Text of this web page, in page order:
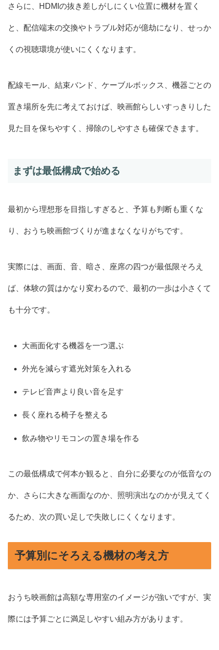
さらに、HDMIの抜き差しがしにくい位置に機材を置く
と、配信端末の交換やトラブル対応が億劫になり、せっか
くの視聴環境が使いにくくなります。
配線モール、結束バンド、ケーブルボックス、機器ごとの
置き場所を先に考えておけば、映画館らしいすっきりした
見た目を保ちやすく、掃除のしやすさも確保できます。
まずは最低構成で始める
最初から理想形を目指しすぎると、予算も判断も重くな
り、おうち映画館づくりが進まなくなりがちです。
実際には、画面、音、暗さ、座席の四つが最低限そろえ
ば、体験の質はかなり変わるので、最初の一歩は小さくて
も十分です。
大画面化する機器を一つ選ぶ
外光を減らす遮光対策を入れる
テレビ音声より良い音を足す
長く座れる椅子を整える
飲み物やリモコンの置き場を作る
この最低構成で何本か観ると、自分に必要なのが低音なの
か、さらに大きな画面なのか、照明演出なのかが見えてく
るため、次の買い足しで失敗しにくくなります。
予算別にそろえる機材の考え方
おうち映画館は高額な専用室のイメージが強いですが、実
際には予算ごとに満足しやすい組み方があります。